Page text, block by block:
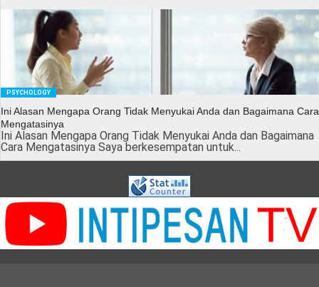
PSYCHOLOGY
Ini Alasan Mengapa Orang Tidak Menyukai Anda dan Bagaimana Cara
Mengatasinya
Ini Alasan Mengapa Orang Tidak Menyukai Anda dan Bagaimana
Cara Mengatasinya Saya berkesempatan untuk...